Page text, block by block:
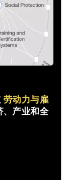
劳动力与雇
、产业和全